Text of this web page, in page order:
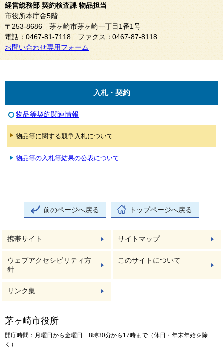
経営総務部 契約検査課 物品担当
市役所本庁舎5階
〒253-8686 茅ヶ崎市茅ヶ崎一丁目1番1号
電話：0467-81-7118 ファクス：0467-87-8118
お問い合わせ専用フォーム
入札・契約
物品等契約関連情報
物品等に関する競争入札について
物品等の入札等結果の公表について
前のページへ戻る トップページへ戻る
携帯サイト サイトマップ
ウェブアクセシビリティ方
針
このサイトについて
リンク集
茅ヶ崎市役所
開庁時間：月曜日から金曜日 8時30分から17時まで（休日・年末年始を除
く）